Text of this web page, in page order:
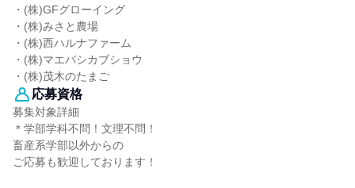
・(株)GFグローイング
・(株)みさと農場
・(株)西ハルナファーム
・(株)マエバシカブショウ
・(株)茂木のたまご
応募資格
募集対象詳細
＊学部学科不問！文理不問！
畜産系学部以外からの
ご応募も歓迎しております！